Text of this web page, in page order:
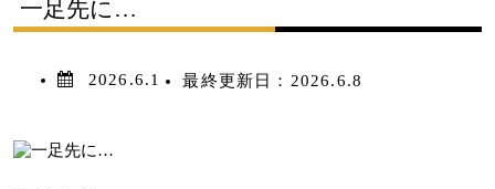
一足先に…
2026.6.1 最終更新日： 2026.6.8